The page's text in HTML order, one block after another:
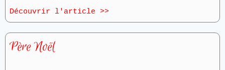
Découvrir l'article >>
Père Noël